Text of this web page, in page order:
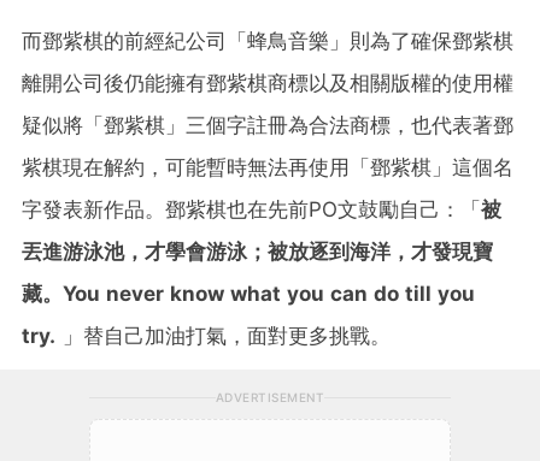
而鄧紫棋的前經紀公司「蜂鳥音樂」則為了確保鄧紫棋
離開公司後仍能擁有鄧紫棋商標以及相關版權的使用權
疑似將「鄧紫棋」三個字註冊為合法商標，也代表著鄧
紫棋現在解約，可能暫時無法再使用「鄧紫棋」這個名
字發表新作品。鄧紫棋也在先前PO文鼓勵自己：「 被
丟進游泳池，才學會游泳；被放逐到海洋，才發現寶
藏。You never know what you can do till you
try. 」替自己加油打氣，面對更多挑戰。
ADVERTISEMENT